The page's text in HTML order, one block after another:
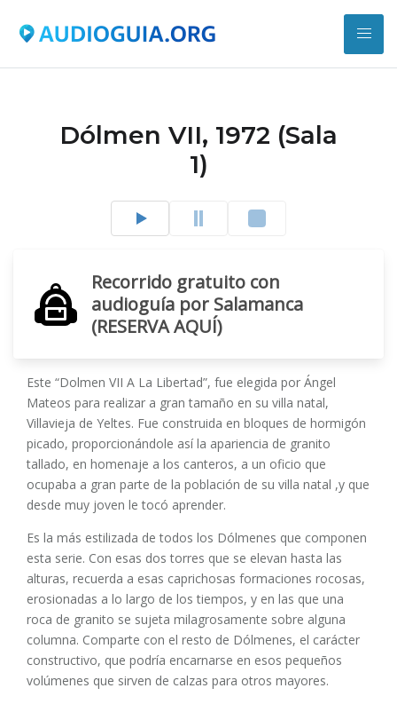
Dólmen VII, 1972 (Sala
1)
Recorrido gratuito con
audioguía por Salamanca
(RESERVA AQUÍ)
Este “Dolmen VII A La Libertad”, fue elegida por Ángel
Mateos para realizar a gran tamaño en su villa natal,
Villavieja de Yeltes. Fue construida en bloques de hormigón
picado, proporcionándole así la apariencia de granito
tallado, en homenaje a los canteros, a un oficio que
ocupaba a gran parte de la población de su villa natal ,y que
desde muy joven le tocó aprender.
Es la más estilizada de todos los Dólmenes que componen
esta serie. Con esas dos torres que se elevan hasta las
alturas, recuerda a esas caprichosas formaciones rocosas,
erosionadas a lo largo de los tiempos, y en las que una
roca de granito se sujeta milagrosamente sobre alguna
columna. Comparte con el resto de Dólmenes, el carácter
constructivo, que podría encarnarse en esos pequeños
volúmenes que sirven de calzas para otros mayores.